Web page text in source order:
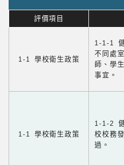
評價項目
1-1 學校衛生政策
1-1-1
不同處
師、學
事宜。
1-1 學校衛生政策
1-1-2
校校務
過。